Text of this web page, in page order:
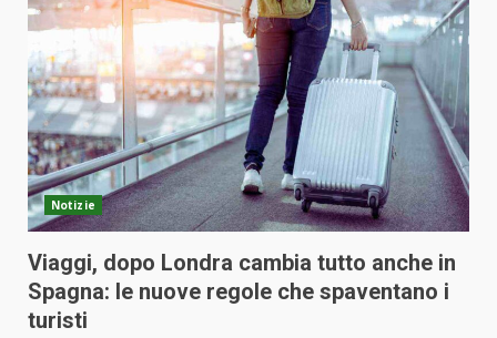
Notizie
Viaggi, dopo Londra cambia tutto anche in
Spagna: le nuove regole che spaventano i
turisti